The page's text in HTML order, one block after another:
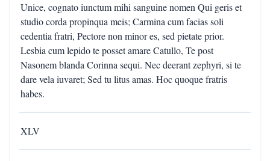
Unice, cognato iunctum mihi sanguine nomen Qui geris et
studio corda propinqua meis; Carmina cum facias soli
cedentia fratri, Pectore non minor es, sed pietate prior.
Lesbia cum lepido te posset amare Catullo, Te post
Nasonem blanda Corinna sequi. Nec deerant zephyri, si te
dare vela iuvaret; Sed tu litus amas. Hoc quoque fratris
habes.
XLV